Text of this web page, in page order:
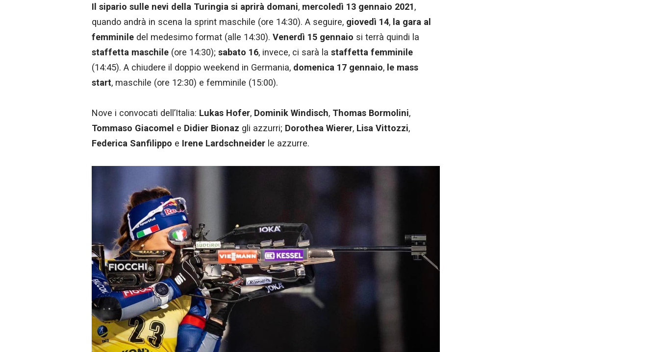
Il sipario sulle nevi della Turingia si aprirà domani, mercoledì 13 gennaio 2021,
quando andrà in scena la sprint maschile (ore 14:30). A seguire, giovedì 14, la gara al
femminile del medesimo format (alle 14:30). Venerdì 15 gennaio si terrà quindi la
staffetta maschile (ore 14:30); sabato 16, invece, ci sarà la staffetta femminile
(14:45). A chiudere il doppio weekend in Germania, domenica 17 gennaio, le mass
start, maschile (ore 12:30) e femminile (15:00).
Nove i convocati dell’Italia: Lukas Hofer, Dominik Windisch, Thomas Bormolini,
Tommaso Giacomel e Didier Bionaz gli azzurri; Dorothea Wierer, Lisa Vittozzi,
Federica Sanfilippo e Irene Lardschneider le azzurre.